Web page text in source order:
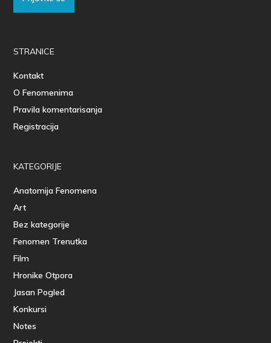
STRANICE
Kontakt
O Fenomenima
Pravila komentarisanja
Registracija
KATEGORIJE
Anatomija Fenomena
Art
Bez kategorije
Fenomen Trenutka
Film
Hronike Otpora
Jasan Pogled
Konkursi
Notes